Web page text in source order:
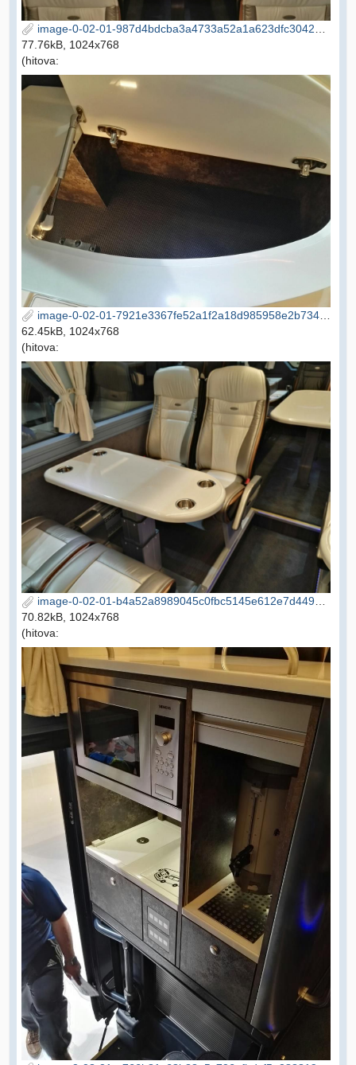
image-0-02-01-987d4bdcba3a4733a52a1a623dfc3042d0da2a2786c2e81f1a8766e4a954290c-V.jpg
77.76kB, 1024x768
(hitova:
image-0-02-01-7921e3367fe52a1f2a18d985958e2b734ef0b00083ad2a1b74c09f176eba16fd-V.jpg
62.45kB, 1024x768
(hitova:
image-0-02-01-b4a52a8989045c0fbc5145e612e7d4498b8052eaad3e0b372a6744b073eba360-V.jpg
70.82kB, 1024x768
(hitova: